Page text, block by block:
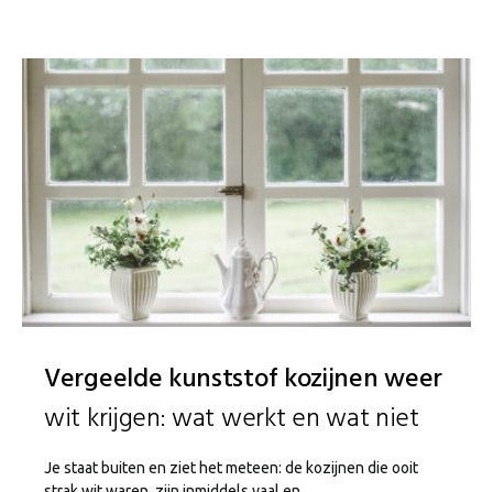
Vergeelde kunststof kozijnen weer
wit krijgen: wat werkt en wat niet
Je staat buiten en ziet het meteen: de kozijnen die ooit